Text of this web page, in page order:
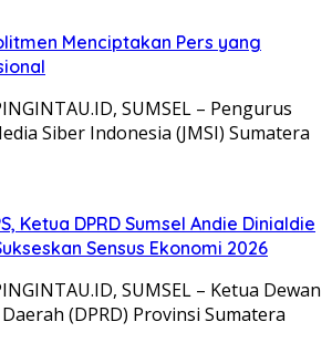
Menciptakan Pers yang
SUMSEL – Pengurus
Siber Indonesia (JMSI) Sumatera
Ketua DPRD Sumsel Andie Dinialdie
Sensus Ekonomi 2026
SUMSEL – Ketua Dewan
(DPRD) Provinsi Sumatera